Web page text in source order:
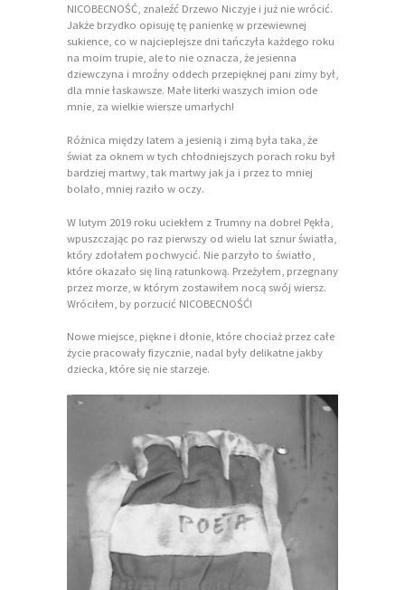
NICOBECNOŚĆ, znaleźć Drzewo Niczyje i już nie wrócić.
Jakże brzydko opisuję tę panienkę w przewiewnej
sukience, co w najcieplejsze dni tańczyła każdego roku
na moim trupie, ale to nie oznacza, że jesienna
dziewczyna i mroźny oddech przepięknej pani zimy był,
dla mnie łaskawsze. Małe literki waszych imion ode
mnie, za wielkie wiersze umarłych!
Różnica między latem a jesienią i zimą była taka, że
świat za oknem w tych chłodniejszych porach roku był
bardziej martwy, tak martwy jak ja i przez to mniej
bolało, mniej raziło w oczy.
W lutym 2019 roku uciekłem z Trumny na dobre! Pękła,
wpuszczając po raz pierwszy od wielu lat sznur światła,
który zdołałem pochwycić. Nie parzyło to światło,
które okazało się liną ratunkową. Przeżyłem, przegnany
przez morze, w którym zostawiłem nocą swój wiersz.
Wróciłem, by porzucić NICOBECNOŚĆ!
Nowe miejsce, piękne i dłonie, które chociaż przez całe
życie pracowały fizycznie, nadal były delikatne jakby
dziecka, które się nie starzeje.